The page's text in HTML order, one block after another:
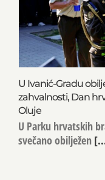
U Ivanić-Gradu
zahvalnosti, Dan
Oluje
U Parku hrvatskih
svečano obilježen